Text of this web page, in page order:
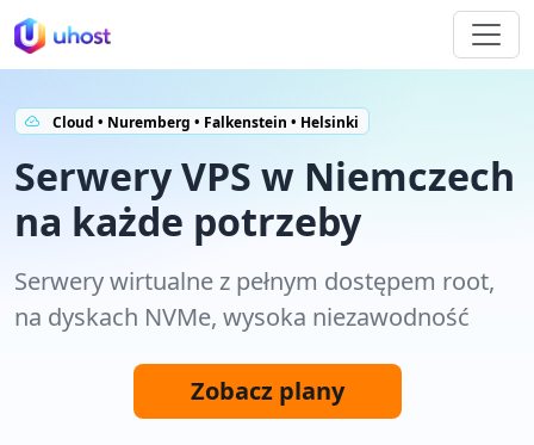
Cloud • Nuremberg • Falkenstein • Helsinki
Serwery VPS w Niemczech
na każde potrzeby
Serwery wirtualne z pełnym dostępem root,
na dyskach NVMe, wysoka niezawodność
Zobacz plany